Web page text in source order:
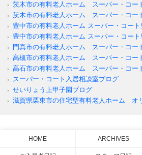
茨木市の有料老人ホーム スーパー・コー
茨木市の有料老人ホーム スーパー・コー
豊中市の有料老人ホーム スーパー・コー
豊中市の有料老人ホーム スーパー・コー
門真市の有料老人ホーム スーパー・コー
高槻市の有料老人ホーム スーパー・コー
高石市の有料老人ホーム スーパー・コー
スーパー・コート入居相談室ブログ
せいりょう上甲子園ブログ
滋賀県栗東市の住宅型有料老人ホーム オ
HOME ARCHIVES